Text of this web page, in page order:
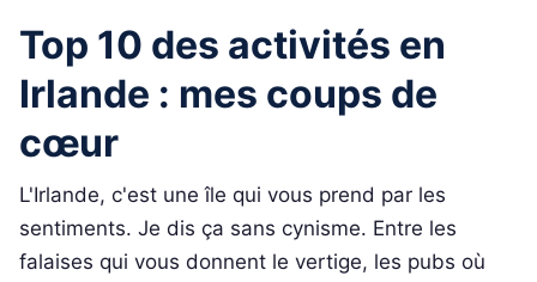
Top 10 des activités en
Irlande : mes coups de
cœur
L'Irlande, c'est une île qui vous prend par les
sentiments. Je dis ça sans cynisme. Entre les
falaises qui vous donnent le vertige, les pubs où